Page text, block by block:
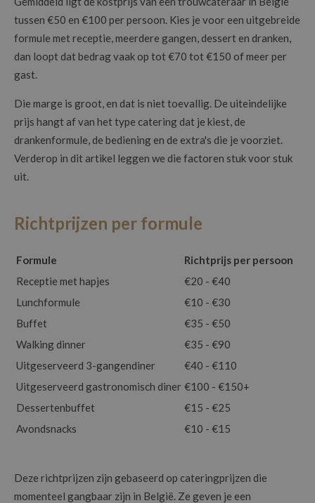
tussen €50 en €100 per persoon. Kies je voor een uitgebreide
formule met receptie, meerdere gangen, dessert en dranken,
dan loopt dat bedrag vaak op tot €70 tot €150 of meer per
gast.
Die marge is groot, en dat is niet toevallig. De uiteindelijke
prijs hangt af van het type catering dat je kiest, de
drankenformule, de bediening en de extra's die je voorziet.
Verderop in dit artikel leggen we die factoren stuk voor stuk
uit.
Richtprijzen per formule
Formule
Richtprijs per persoon
Receptie met hapjes
€20 - €40
Lunchformule
€10 - €30
Buffet
€35 - €50
Walking dinner
€35 - €90
Uitgeserveerd 3-gangendiner
€40 - €110
Uitgeserveerd gastronomisch diner €100 - €150+
Dessertenbuffet
€15 - €25
Avondsnacks
€10 - €15
Deze richtprijzen zijn gebaseerd op cateringprijzen die
momenteel gangbaar zijn in België. Ze geven je een